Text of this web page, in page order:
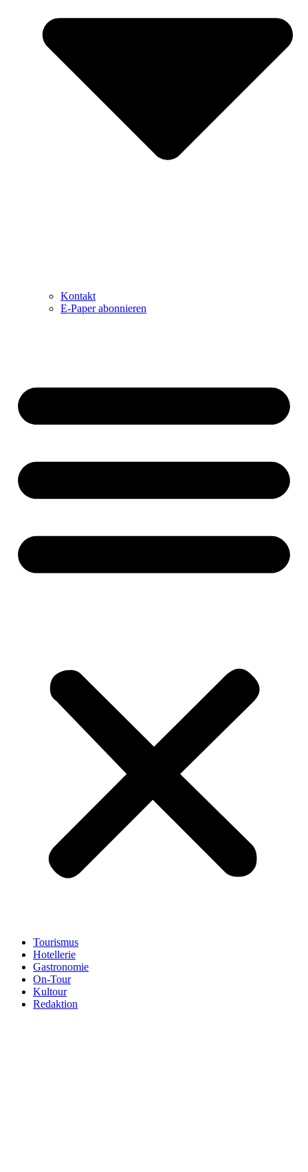
Kontakt
E-Paper abonnieren
Tourismus
Hotellerie
Gastronomie
On-Tour
Kultour
Redaktion